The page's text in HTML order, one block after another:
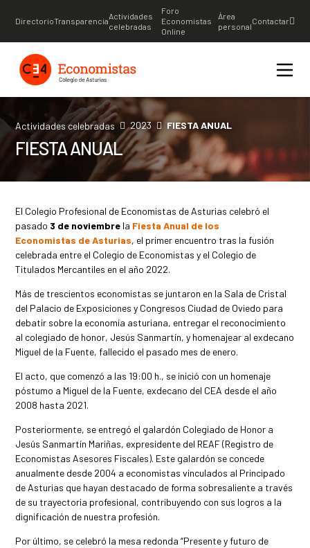
DirectorioTransparencia
Actividades
celebradas
Foro
Economistas
Online
Área
personal
Contactar
Actividades celebradas 2023 FIESTA ANUAL
FIESTA ANUAL
El Colegio Profesional de Economistas de Asturias celebró el
pasado 3 de noviembre la Fiesta Anual de los
Economistas de Asturias, el primer encuentro tras la fusión
celebrada entre el Colegio de Economistas y el Colegio de
Titulados Mercantiles en el año 2022.
Más de trescientos economistas se juntaron en la Sala de Cristal
del Palacio de Exposiciones y Congresos Ciudad de Oviedo para
debatir sobre la economía asturiana, entregar el reconocimiento
al colegiado de honor, Jesús Sanmartín, y homenajear al exdecano
Miguel de la Fuente, fallecido el pasado mes de enero.
El acto, que comenzó a las 19:00 h., se inició con un homenaje
póstumo a Miguel de la Fuente, exdecano del CEA desde el año
2008 hasta 2021.
Posteriormente, se entregó el galardón Colegiado de Honor a
Jesús Sanmartín Mariñas, expresidente del REAF (Registro de
Economistas Asesores Fiscales). Este galardón se concede
anualmente desde 2004 a economistas vinculados al Principado
de Asturias que hayan destacado de forma sobresaliente a través
de su trayectoria profesional, contribuyendo con sus logros a la
dignificación de nuestra profesión.
Por último, se celebró la mesa redonda “Presente y futuro de